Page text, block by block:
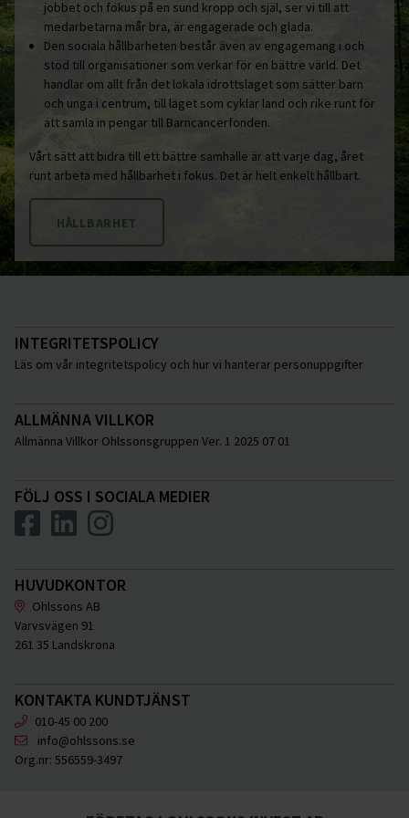
jobbet och fokus på en sund kropp och själ, ser vi till att
medarbetarna mår bra, är engagerade och glada.
Den sociala hållbarheten består även av engagemang i och
stöd till organisationer som verkar för en bättre värld. Det
handlar om allt från det lokala idrottslaget som sätter barn
och unga i centrum, till laget som cyklar land och rike runt för
att samla in pengar till Barncancerfonden.
Vårt sätt att bidra till ett bättre samhälle är att varje dag, året
runt arbeta med hållbarhet i fokus. Det är helt enkelt hållbart.
HÅLLBARHET
INTEGRITETSPOLICY
Läs om vår integritetspolicy och hur vi hanterar personuppgifter
ALLMÄNNA VILLKOR
Allmänna Villkor Ohlssonsgruppen Ver. 1 2025 07 01
FÖLJ OSS I SOCIALA MEDIER
HUVUDKONTOR
Ohlssons AB
Varvsvägen 91
261 35 Landskrona
KONTAKTA KUNDTJÄNST
010-45 00 200
info@ohlssons.se
Org.nr: 556559-3497